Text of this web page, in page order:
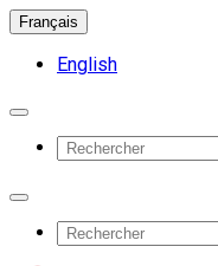
Français
English